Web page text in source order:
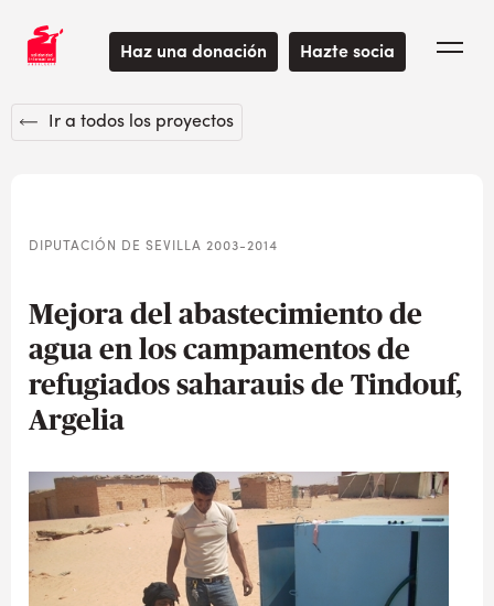
Haz una donación Hazte socia
Ir a todos los proyectos
DIPUTACIÓN DE SEVILLA 2003-2014
Mejora del abastecimiento de
agua en los campamentos de
refugiados saharauis de Tindouf,
Argelia